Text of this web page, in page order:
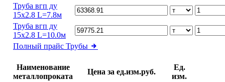
Труба вгп ду
15х2.8 L=7.8м
Труба вгп ду
15х2.8 L=10.0м
Полный прайс Трубы
Наименование
металлопроката
Цена за ед.изм.руб.
Ед.
изм.